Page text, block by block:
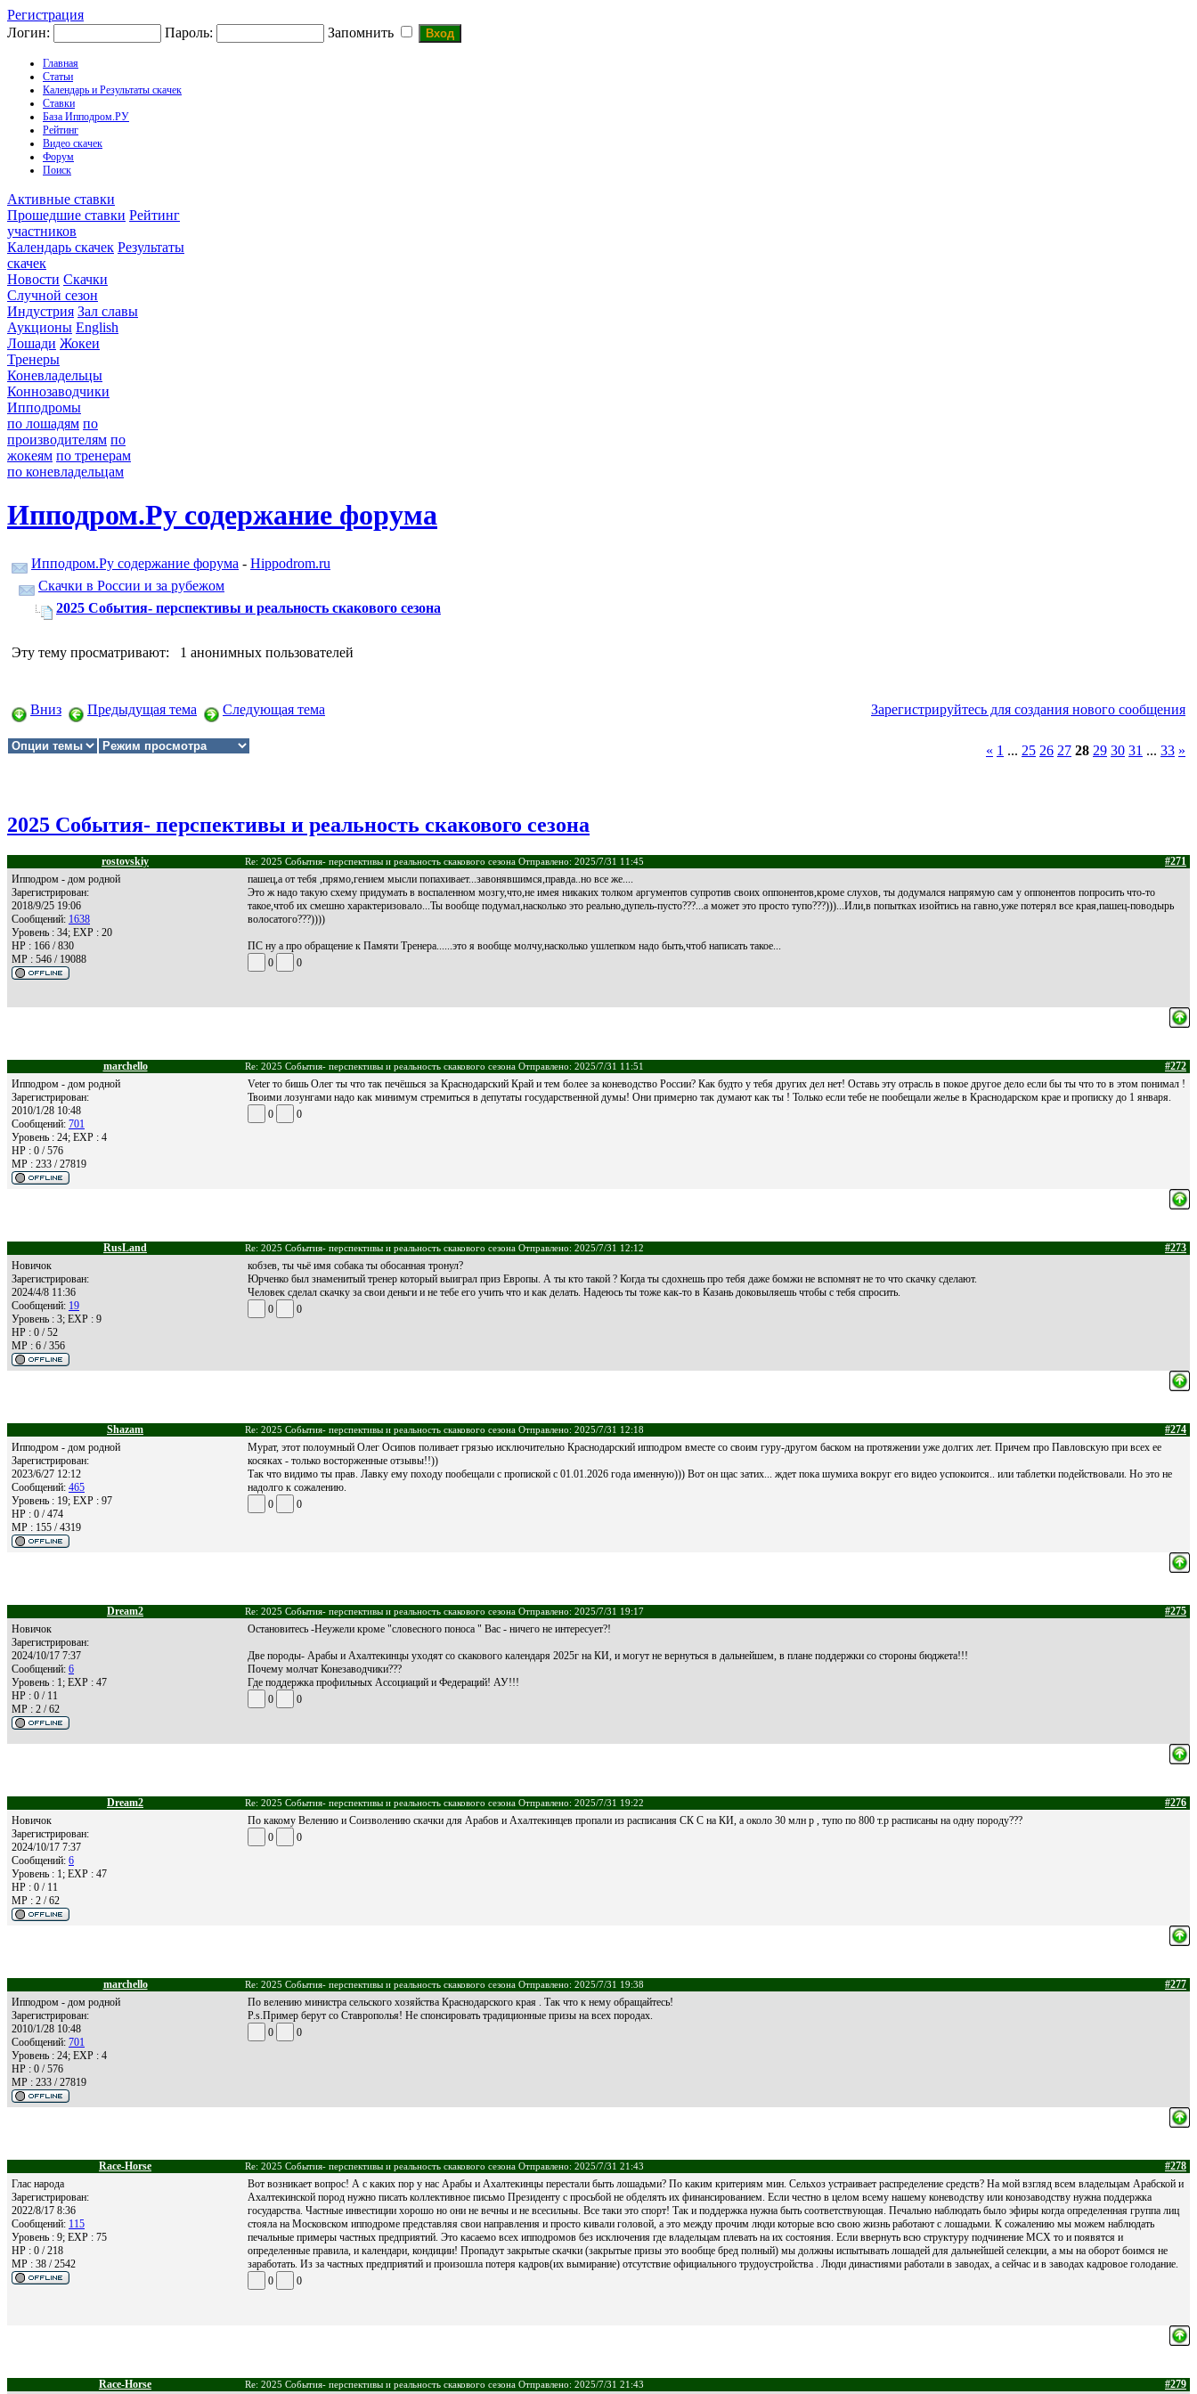
Регистрация
Логин:
Пароль: Запомнить
Главная
Статьи
Календарь и Результаты скачек
Ставки
База Ипподром.РУ
Рейтинг
Видео скачек
Форум
Поиск
Активные ставки
Прошедшие ставки Рейтинг
участников
Календарь скачек Результаты
скачек
Новости Скачки
Случной сезон
Индустрия Зал славы
Аукционы English
Лошади Жокеи
Тренеры
Коневладельцы
Коннозаводчики
Ипподромы
по лошадям по
производителям по
жокеям по тренерам
по коневладельцам
Ипподром.Ру содержание форума
Ипподром.Ру содержание форума - Hippodrom.ru
Скачки в России и за рубежом
2025 События- перспективы и реальность скакового сезона
Эту тему просматривают: 1 анонимных пользователей
Вниз Предыдущая тема Следующая тема Зарегистрируйтесь для создания нового сообщения
« 1 ... 25 26 27 28 29 30 31 ... 33 »
2025 События- перспективы и реальность скакового сезона
rostovskiy Re: 2025 События- перспективы и реальность скакового сезона Отправлено: 2025/7/31 11:45
#271
Ипподром - дом родной
Зарегистрирован:
2018/9/25 19:06
Сообщений: 1638
Уровень : 34; EXP : 20
HP : 166 / 830
MP : 546 / 19088
пашец,а от тебя ,прямо,гением мысли попахивает...завонявшимся,правда..но все же....
Это ж надо такую схему придумать в воспаленном мозгу,что,не имея никаких толком аргументов супротив своих оппонентов,кроме слухов, ты додумался напрямую сам у оппонентов попросить что-то
такое,чтоб их смешно характеризовало...Ты вообще подумал,насколько это реально,дупель-пусто???...а может это просто тупо???)))...Или,в попытках изойтись на гавно,уже потерял все края,пашец-поводырь
волосатого???))))
ПС ну а про обращение к Памяти Тренера......это я вообще молчу,насколько ушлепком надо быть,чтоб написать такое...
0
0
marchello Re: 2025 События- перспективы и реальность скакового сезона Отправлено: 2025/7/31 11:51
#272
Ипподром - дом родной
Зарегистрирован:
2010/1/28 10:48
Сообщений: 701
Уровень : 24; EXP : 4
HP : 0 / 576
MP : 233 / 27819
Veter то бишь Олег ты что так печёшься за Краснодарский Край и тем более за коневодство России? Как будто у тебя других дел нет! Оставь эту отрасль в покое другое дело если бы ты что то в этом понимал !
Твоими лозунгами надо как минимум стремиться в депутаты государственной думы! Они примерно так думают как ты ! Только если тебе не пообещали желье в Краснодарском крае и прописку до 1 января.
0
0
RusLand Re: 2025 События- перспективы и реальность скакового сезона Отправлено: 2025/7/31 12:12
#273
Новичок
Зарегистрирован:
2024/4/8 11:36
Сообщений: 19
Уровень : 3; EXP : 9
HP : 0 / 52
MP : 6 / 356
кобзев, ты чьё имя собака ты обосанная тронул?
Юрченко был знаменитый тренер который выиграл приз Европы. А ты кто такой ? Когда ты сдохнешь про тебя даже бомжи не вспомнят не то что скачку сделают.
Человек сделал скачку за свои деньги и не тебе его учить что и как делать. Надеюсь ты тоже как-то в Казань доковыляешь чтобы с тебя спросить.
0
0
Shazam Re: 2025 События- перспективы и реальность скакового сезона Отправлено: 2025/7/31 12:18
#274
Ипподром - дом родной
Зарегистрирован:
2023/6/27 12:12
Сообщений: 465
Уровень : 19; EXP : 97
HP : 0 / 474
MP : 155 / 4319
Мурат, этот полоумный Олег Осипов поливает грязью исключительно Краснодарский ипподром вместе со своим гуру-другом баском на протяжении уже долгих лет. Причем про Павловскую при всех ее
косяках - только восторженные отзывы!!))
Так что видимо ты прав. Лавку ему походу пообещали с пропиской с 01.01.2026 года именную))) Вот он щас затих... ждет пока шумиха вокруг его видео успокоится.. или таблетки подействовали. Но это не
надолго к сожалению.
0
0
Dream2 Re: 2025 События- перспективы и реальность скакового сезона Отправлено: 2025/7/31 19:17
#275
Новичок
Зарегистрирован:
2024/10/17 7:37
Сообщений: 6
Уровень : 1; EXP : 47
HP : 0 / 11
MP : 2 / 62
Остановитесь -Неужели кроме "словесного поноса " Вас - ничего не интересует?!
Две породы- Арабы и Ахалтекинцы уходят со скакового календаря 2025г на КИ, и могут не вернуться в дальнейшем, в плане поддержки со стороны бюджета!!!
Почему молчат Конезаводчики???
Где поддержка профильных Ассоциаций и Федераций! АУ!!!
0
0
Dream2 Re: 2025 События- перспективы и реальность скакового сезона Отправлено: 2025/7/31 19:22
#276
Новичок
Зарегистрирован:
2024/10/17 7:37
Сообщений: 6
Уровень : 1; EXP : 47
HP : 0 / 11
MP : 2 / 62
По какому Велению и Соизволению скачки для Арабов и Ахалтекинцев пропали из расписания СК С на КИ, а около 30 млн р , тупо по 800 т.р расписаны на одну породу???
0
0
marchello Re: 2025 События- перспективы и реальность скакового сезона Отправлено: 2025/7/31 19:38
#277
Ипподром - дом родной
Зарегистрирован:
2010/1/28 10:48
Сообщений: 701
Уровень : 24; EXP : 4
HP : 0 / 576
MP : 233 / 27819
По велению министра сельского хозяйства Краснодарского края . Так что к нему обращайтесь!
P.s.Пример берут со Ставрополья! Не спонсировать традиционные призы на всех породах.
0
0
Race-Horse Re: 2025 События- перспективы и реальность скакового сезона Отправлено: 2025/7/31 21:43
#278
Глас народа
Зарегистрирован:
2022/8/17 8:36
Сообщений: 115
Уровень : 9; EXP : 75
HP : 0 / 218
MP : 38 / 2542
Вот возникает вопрос! А с каких пор у нас Арабы и Ахалтекинцы перестали быть лошадьми? По каким критериям мин. Сельхоз устраивает распределение средств? На мой взгляд всем владельцам Арабской и
Ахалтекинской пород нужно писать коллективное письмо Президенту с просьбой не обделять их финансированием. Если честно в целом всему нашему коневодству или конозаводству нужна поддержка
государства. Частные инвестиции хорошо но они не вечны и не всесильны. Все таки это спорт! Так и поддержка нужна быть соответствующая. Печально наблюдать было эфиры когда определенная группа лиц
стояла на Московском ипподроме представляя свои направления и просто кивали головой, а это между прочим люди которые всю свою жизнь работают с лошадьми. К сожалению мы можем наблюдать
печальные примеры частных предприятий. Это касаемо всех ипподромов без исключения где владельцам плевать на их состояния. Если ввернуть всю структуру подчинение МСХ то и появятся и
определенные правила, и календари, кондиции! Пропадут закрытые скачки (закрытые призы это вообще бред полный) мы должны испытывать лошадей для дальнейшей селекции, а мы на оборот боимся не
заработать. Из за частных предприятий и произошла потеря кадров(их вымирание) отсутствие официального трудоустройства . Люди династиями работали в заводах, а сейчас и в заводах кадровое голодание.
0
0
Race-Horse Re: 2025 События- перспективы и реальность скакового сезона Отправлено: 2025/7/31 21:43 #279